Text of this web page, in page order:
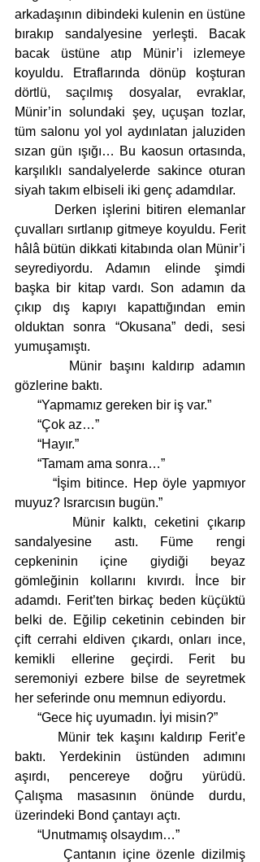
arkadaşının dibindeki kulenin en üstüne
bırakıp sandalyesine yerleşti. Bacak
bacak üstüne atıp Münir’i izlemeye
koyuldu. Etraflarında dönüp koşturan
dörtlü, saçılmış dosyalar, evraklar,
Münir’in solundaki şey, uçuşan tozlar,
tüm salonu yol yol aydınlatan jaluziden
sızan gün ışığı… Bu kaosun ortasında,
karşılıklı sandalyelerde sakince oturan
siyah takım elbiseli iki genç adamdılar.
çuvalları sırtlanıp gitmeye koyuldu. Ferit
hâlâ bütün dikkati kitabında olan Münir’i
seyrediyordu. Adamın elinde şimdi
başka bir kitap vardı. Son adamın da
çıkıp dış kapıyı kapattığından emin
olduktan sonra “Okusana” dedi, sesi
yumuşamıştı.
gözlerine baktı.
       “Yapmamız gereken bir iş var.”
       “Çok az…”
       “Hayır.”
       “Tamam ama sonra…”
       “İşim bitince. Hep öyle yapmıyor
muyuz? Israrcısın bugün.”
sandalyesine astı. Füme rengi
cepkeninin içine giydiği beyaz
gömleğinin kollarını kıvırdı. İnce bir
adamdı. Ferit’ten birkaç beden küçüktü
belki de. Eğilip ceketinin cebinden bir
çift cerrahi eldiven çıkardı, onları ince,
kemikli ellerine geçirdi. Ferit bu
seremoniyi ezbere bilse de seyretmek
her seferinde onu memnun ediyordu.
       “Gece hiç uyumadın. İyi misin?”
baktı. Yerdekinin üstünden adımını
aşırdı, pencereye doğru yürüdü.
Çalışma masasının önünde durdu,
üzerindeki Bond çantayı açtı.
       “Unutmamış olsaydım…”
        Çantanın içine özenle dizilmiş